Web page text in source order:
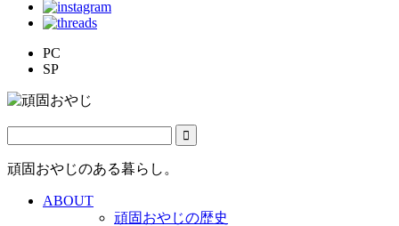
PC
SP
頑固おやじのある暮らし。
ABOUT
頑固おやじの歴史